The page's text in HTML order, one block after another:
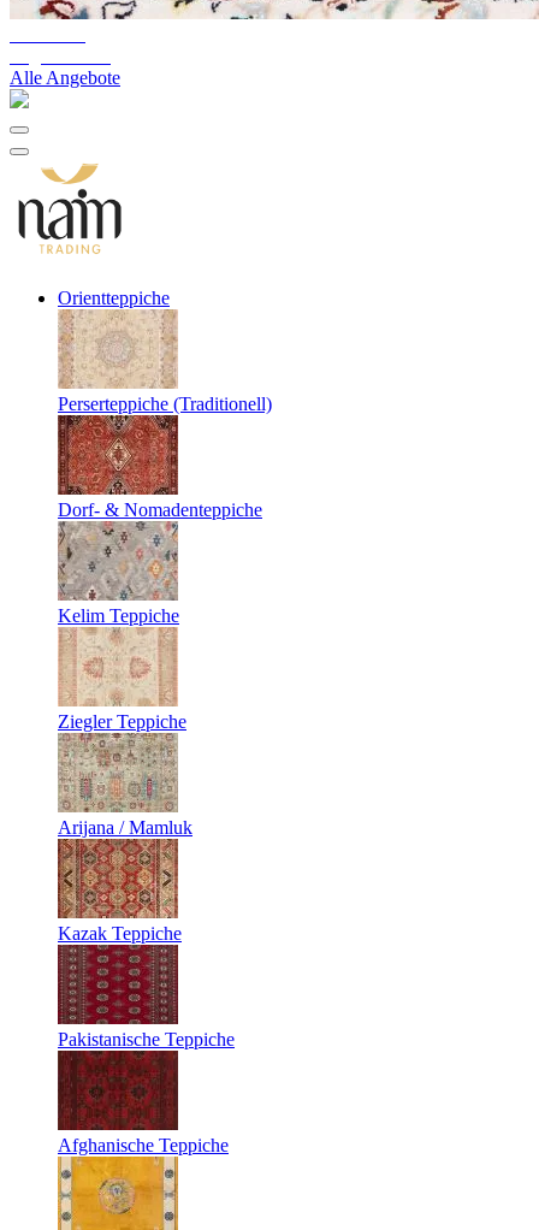
Alle Angebote
Orientteppiche
Perserteppiche (Traditionell)
Dorf- & Nomadenteppiche
Kelim Teppiche
Ziegler Teppiche
Arijana / Mamluk
Kazak Teppiche
Pakistanische Teppiche
Afghanische Teppiche